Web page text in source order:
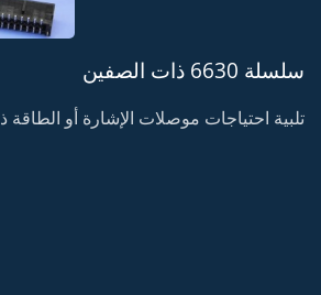
سلسلة 6630 ذات الصفين
تلبية احتياجات موصلات الإشارة أو الطاقة